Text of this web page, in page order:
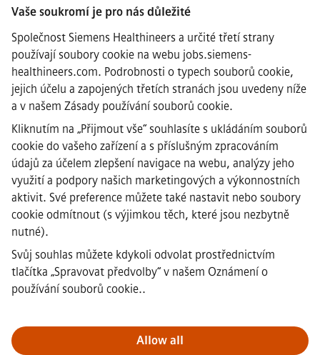
Vaše soukromí je pro nás důležité
Společnost Siemens Healthineers a určité třetí strany
používají soubory cookie na webu jobs.siemens-
healthineers.com. Podrobnosti o typech souborů cookie,
jejich účelu a zapojených třetích stranách jsou uvedeny níže
a v našem Zásady používání souborů cookie.
Kliknutím na „Přijmout vše“ souhlasíte s ukládáním souborů
cookie do vašeho zařízení a s příslušným zpracováním
údajů za účelem zlepšení navigace na webu, analýzy jeho
využití a podpory našich marketingových a výkonnostních
aktivit. Své preference můžete také nastavit nebo soubory
cookie odmítnout (s výjimkou těch, které jsou nezbytně
nutné).
Svůj souhlas můžete kdykoli odvolat prostřednictvím
tlačítka „Spravovat předvolby“ v našem Oznámení o
používání souborů cookie..
Allow all
Siemens Healthineers AG © 2026·
Často kladené otázky
·
Informace o společnosti
·
Oznámení o ochraně osobních
údajů
·
Upozornění na soubory cookie
·
Podmínky použití
·
Digitální ID
·
jednání
Důležité upozornění: Všem uchazečům o zaměstnání, kteří se k
nepožaduje žádné poplatky před, během ani po výběrovém řízení.
Nepožadujeme ani bankovní údaje, ani osobní finanční informace